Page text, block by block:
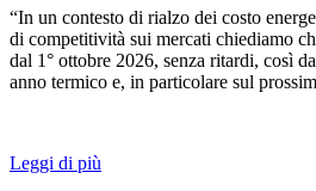
“In un contesto di rialzo dei costo
di competitività sui mercati chiediamo
dal 1° ottobre 2026, senza ritardi, così
anno termico e, in particolare sul
Leggi di più